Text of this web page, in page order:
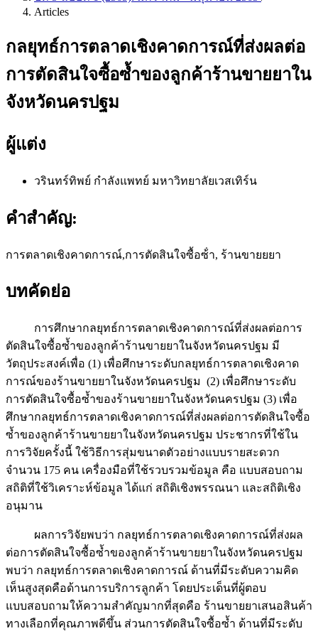
Articles
กลยุทธ์การตลาดเชิงคาดการณ์ที่ส่งผลต่อ
การตัดสินใจซื้อซ้ำของลูกค้าร้านขายยาใน
จังหวัดนครปฐม
ผู้แต่ง
วรินทร์ทิพย์ กำลังแพทย์ มหาวิทยาลัยเวสเทิร์น
คำสำคัญ:
การตลาดเชิงคาดการณ์,การตัดสินใจซื้อซ้ํา, ร้านขายยยา
บทคัดย่อ
การศึกษากลยุทธ์การตลาดเชิงคาดการณ์ที่ส่งผลต่อการ
ตัดสินใจซื้อซ้ำของลูกค้าร้านขายยาในจังหวัดนครปฐม มี
วัตถุประสงค์เพื่อ (1) เพื่อศึกษาระดับกลยุทธ์การตลาดเชิงคาด
การณ์ของร้านขายยาในจังหวัดนครปฐม (2) เพื่อศึกษาระดับ
การตัดสินใจซื้อซ้ำของร้านขายยาในจังหวัดนครปฐม (3) เพื่อ
ศึกษากลยุทธ์การตลาดเชิงคาดการณ์ที่ส่งผลต่อการตัดสินใจซื้อ
ซ้ำของลูกค้าร้านขายยาในจังหวัดนครปฐม ประชากรที่ใช้ใน
การวิจัยครั้งนี้ ใช้วิธีการสุ่มขนาดตัวอย่างแบบรายสะดวก
จำนวน 175 คน เครื่องมือที่ใช้รวบรวมข้อมูล คือ แบบสอบถาม
สถิติที่ใช้วิเคราะห์ข้อมูล ได้แก่ สถิติเชิงพรรณนา และสถิติเชิง
อนุมาน
ผลการวิจัยพบว่า กลยุทธ์การตลาดเชิงคาดการณ์ที่ส่งผล
ต่อการตัดสินใจซื้อซ้ำของลูกค้าร้านขายยาในจังหวัดนครปฐม
พบว่า กลยุทธ์การตลาดเชิงคาดการณ์ ด้านที่มีระดับความคิด
เห็นสูงสุดคือด้านการบริการลูกค้า โดยประเด็นที่ผู้ตอบ
แบบสอบถามให้ความสำคัญมากที่สุดคือ ร้านขายยาเสนอสินค้า
ทางเลือกที่คุณภาพดีขึ้น ส่วนการตัดสินใจซื้อซ้ำ ด้านที่มีระดับ